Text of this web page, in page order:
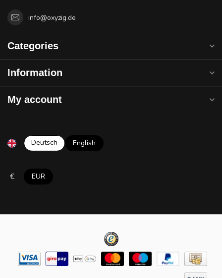
info@oxyzig.de
Categories
Information
My account
Deutsch English
€ EUR